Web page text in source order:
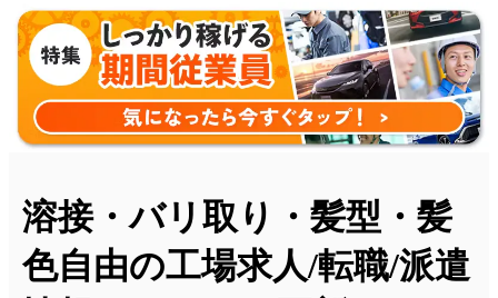
溶接・バリ取り・髪型・髪
色自由の工場求人/転職/派遣